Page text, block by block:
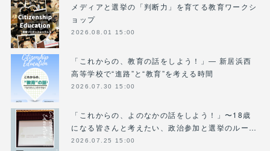
メディアと選挙の「判断力」を育てる教育ワークシ
ョップ
2026.08.01 15:00
「これからの、教育の話をしよう！」― 新居浜西
高等学校で“進路”と“教育”を考える時間
2026.07.30 15:00
「これからの、よのなかの話をしよう！」〜18歳
になる皆さんと考えたい、政治参加と選挙のルー…
2026.07.25 15:00